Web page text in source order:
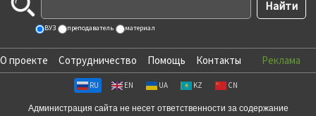
ВУЗ преподаватель материал
О проекте Сотрудничество Помощь Контакты Реклама
RU EN UA KZ CN
Администрация сайта не несет ответственности за содержание